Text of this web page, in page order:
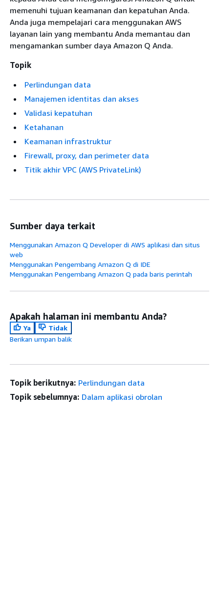
memenuhi tujuan keamanan dan kepatuhan Anda.
Anda juga mempelajari cara menggunakan AWS
layanan lain yang membantu Anda memantau dan
mengamankan sumber daya Amazon Q Anda.
Topik
Perlindungan data
Manajemen identitas dan akses
Validasi kepatuhan
Ketahanan
Keamanan infrastruktur
Firewall, proxy, dan perimeter data
Titik akhir VPC (AWS PrivateLink)
Sumber daya terkait
Menggunakan Amazon Q Developer di AWS aplikasi dan situs
web
Menggunakan Pengembang Amazon Q di IDE
Menggunakan Pengembang Amazon Q pada baris perintah
Apakah halaman ini membantu Anda?
Ya
Tidak
Berikan umpan balik
Topik berikutnya: Perlindungan data
Topik sebelumnya: Dalam aplikasi obrolan